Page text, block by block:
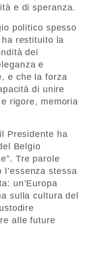
e di speranza.
politico spesso
restituito la
dei
e
e che la forza
di unire
rigore, memoria
Presidente ha
Belgio
Tre parole
stessa
un’Europa
sulla cultura del
alle future